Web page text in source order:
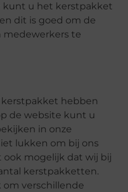
kunt u het kerstpakket
dit is goed om de
medewerkers te
hebben
de website kunt u
in onze
lukken om bij ons
ook mogelijk dat wij bij
kerstpakketten.
om verschillende